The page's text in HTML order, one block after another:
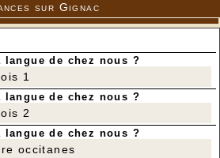
sur Gignac
langue de chez nous ?
1
langue de chez nous ?
2
langue de chez nous ?
occitanes